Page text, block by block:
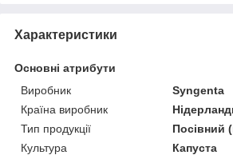
Характеристики
Основні атрибути
Виробник
Syngenta
Країна виробник
Тип продукції
Посівний
Культура
Капуста